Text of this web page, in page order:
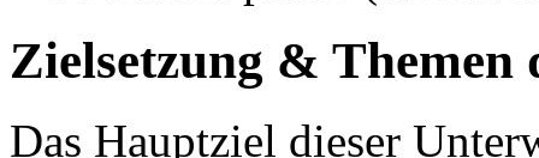
Zielsetzung & Themen
Das Hauptziel dieser